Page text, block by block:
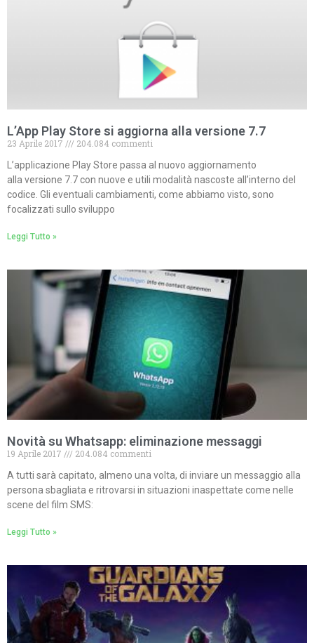
L’App Play Store si aggiorna alla versione 7.7
23 Aprile 2017
204.084 commenti
L’applicazione Play Store passa al nuovo aggiornamento
alla versione 7.7 con nuove e utili modalità nascoste all’interno del
codice. Gli eventuali cambiamenti, come abbiamo visto, sono
focalizzati sullo sviluppo
Leggi Tutto »
Novità su Whatsapp: eliminazione messaggi
19 Aprile 2017
204.084 commenti
A tutti sarà capitato, almeno una volta, di inviare un messaggio alla
persona sbagliata e ritrovarsi in situazioni inaspettate come nelle
scene del film SMS:
Leggi Tutto »